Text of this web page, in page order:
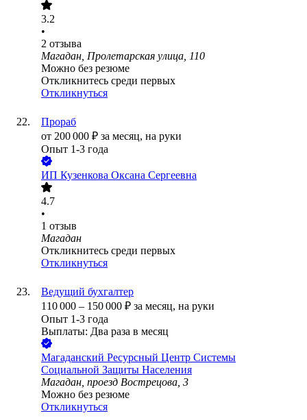
3.2
•
2 отзыва
Магадан, Пролетарская улица, 110
Можно без резюме
Откликнитесь среди первых
Откликнуться
Прораб
от 200 000 ₽ за месяц, на руки
Опыт 1-3 года
ИП Кузенкова Оксана Сергеевна
4.7
•
1 отзыв
Магадан
Откликнитесь среди первых
Откликнуться
Ведущий бухгалтер
110 000 – 150 000 ₽ за месяц, на руки
Опыт 1-3 года
Выплаты: Два раза в месяц
Магаданский Ресурсный Центр Системы
Социальной Защиты Населения
Магадан, проезд Вострецова, 3
Можно без резюме
Откликнуться